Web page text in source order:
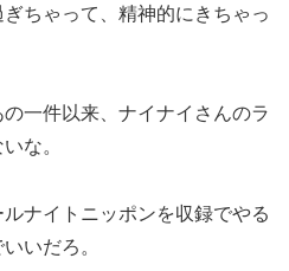
ぎちゃって、精神的にきちゃっ
の一件以来、ナイナイさんのラ
な。
ルナイトニッポンを収録でやる
いだろ。